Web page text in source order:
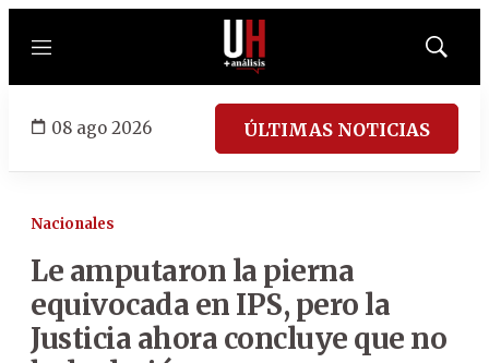
Menú
Mostrar
08 ago 2026 ÚLTIMAS NOTICIAS
Nacionales
Le amputaron la pierna
equivocada en IPS, pero la
Justicia ahora concluye que no